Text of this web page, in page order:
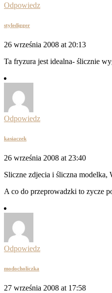
Odpowiedz
styledigger
26 września 2008 at 20:13
Ta fryzura jest idealna- ślicznie
Odpowiedz
kasiaczek
26 września 2008 at 23:40
Sliczne zdjecia i śliczna
A co do przeprowadzki to zycze
Odpowiedz
modocholiczka
27 września 2008 at 17:58